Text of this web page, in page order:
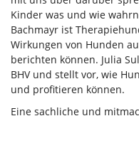
Kinder was und wie
Bachmayr ist
Wirkungen von Hunden
berichten können. Julia
BHV und stellt vor, wie
und profitieren können.
Eine sachliche und